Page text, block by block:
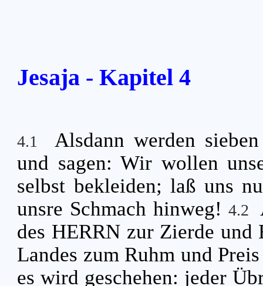
Jesaja - Kapitel 4
4.1
Alsdann werden
und sagen: Wir wollen
selbst bekleiden; laß uns
unsre Schmach hinweg!4.2
des HERRN zur Zierde und
Landes zum Ruhm und
es wird geschehen: jeder